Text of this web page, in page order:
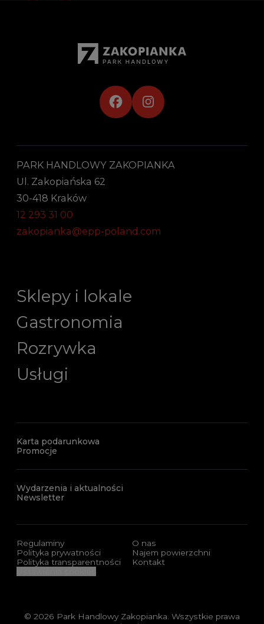
PARK HANDLOWY ZAKOPIANKA
Ul. Zakopiańska 62
30-418 Kraków
12 293 31 00
zakopianka@epp-poland.com
Sklepy i lokale
Gastronomia
Rozrywka
Usługi
Karta podarunkowa
Promocje
Wydarzenia i aktualności
Newsletter
Regulaminy
Polityka prywatności
Polityka transparentności
O nas
Najem powierzchni
Kontakt
© 2026 Park Handlowy Zakopianka. Wszystkie prawa